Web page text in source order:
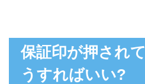
保証印が押され
うすればいい?